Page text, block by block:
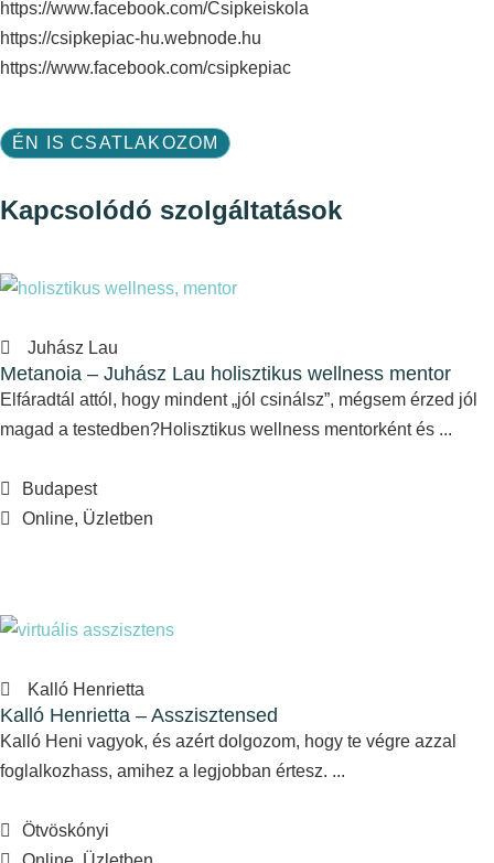
https://www.facebook.com/Csipkeiskola
https://csipkepiac-hu.webnode.hu
https://www.facebook.com/csipkepiac
ÉN IS CSATLAKOZOM
Kapcsolódó szolgáltatások
Juhász Lau
Metanoia – Juhász Lau holisztikus wellness mentor
Elfáradtál attól, hogy mindent „jól csinálsz”, mégsem érzed jól
magad a testedben?Holisztikus wellness mentorként és ...
Budapest
Online, Üzletben
Kalló Henrietta
Kalló Henrietta – Asszisztensed
Kalló Heni vagyok, és azért dolgozom, hogy te végre azzal
foglalkozhass, amihez a legjobban értesz. ...
Ötvöskónyi